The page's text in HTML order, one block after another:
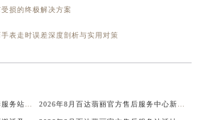
损的终极解决方案
表走时误差深度剖析与实用对策
2026年8月百达翡丽官方维修保养服务站点迁移及新开汇总 2026年8月百达翡丽官方售后服务中心新址及新增点最终公布